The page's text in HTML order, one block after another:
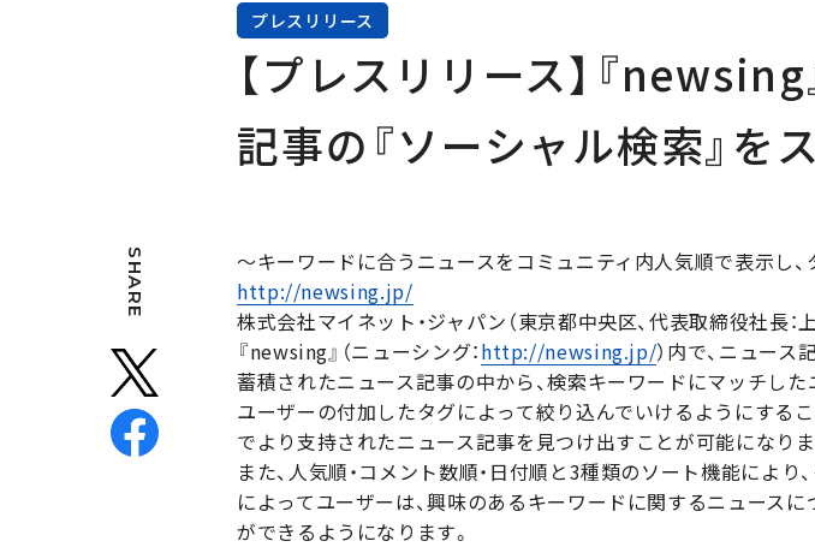
プレスリリース
【プレスリリース】『
記事の『ソーシャル検索』を
SHARE
〜キーワードに合うニュースをコミュニティ内人気順で表示し
http://newsing.jp/
株式会社マイネット・ジャパン（東京都中央区、代表取締役社長
『newsing』（ニューシング：http://newsing.jp/）内で、ニュー
蓄積されたニュース記事の中から、検索キーワードにマッチし
ユーザーの付加したタグによって絞り込んでいけるようにする
でより支持されたニュース記事を見つけ出すことが可能になりま
また、人気順・コメント数順・日付順と3種類のソート機能によ
によってユーザーは、興味のあるキーワードに関するニュース
ができるようになります。